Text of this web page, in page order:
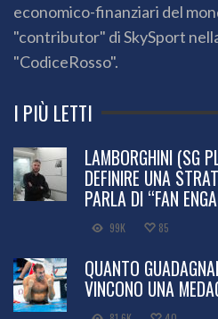
economico-finanziari del
"contributor" di SkySport
"CodiceRosso".
I PIÙ LETTI
LAMBORGHINI (SG
DEFINIRE UNA
PARLA DI “FAN
99K 85
QUANTO
VINCONO UNA